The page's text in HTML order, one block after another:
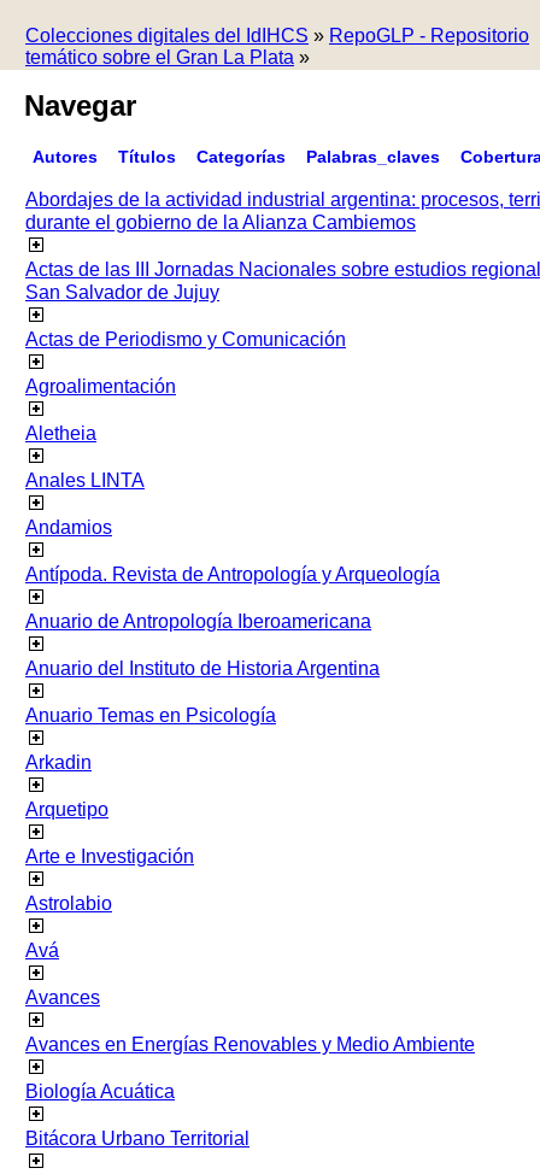
Colecciones digitales del IdIHCS » RepoGLP - Repositorio
temático sobre el Gran La Plata »
Navegar
Autores Títulos Categorías Palabras_claves
Abordajes de la actividad industrial argentina: procesos,
durante el gobierno de la Alianza Cambiemos
Actas de las III Jornadas Nacionales sobre estudios
San Salvador de Jujuy
Actas de Periodismo y Comunicación
Agroalimentación
Aletheia
Anales LINTA
Andamios
Antípoda. Revista de Antropología y Arqueología
Anuario de Antropología Iberoamericana
Anuario del Instituto de Historia Argentina
Anuario Temas en Psicología
Arkadin
Arquetipo
Arte e Investigación
Astrolabio
Avá
Avances
Avances en Energías Renovables y Medio Ambiente
Biología Acuática
Bitácora Urbano Territorial